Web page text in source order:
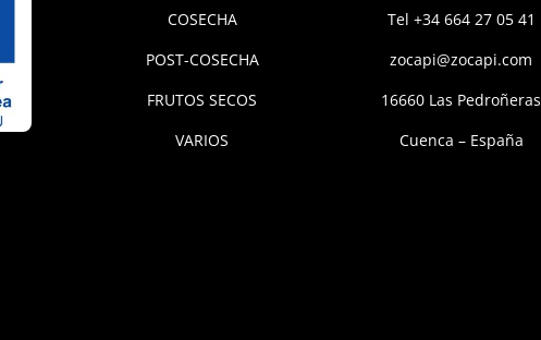
COSECHA
POST-COSECHA
FRUTOS SECOS
VARIOS
Tel +34 664 27 05 41
zocapi@zocapi.com
16660 Las Pedroñeras
Cuenca – España